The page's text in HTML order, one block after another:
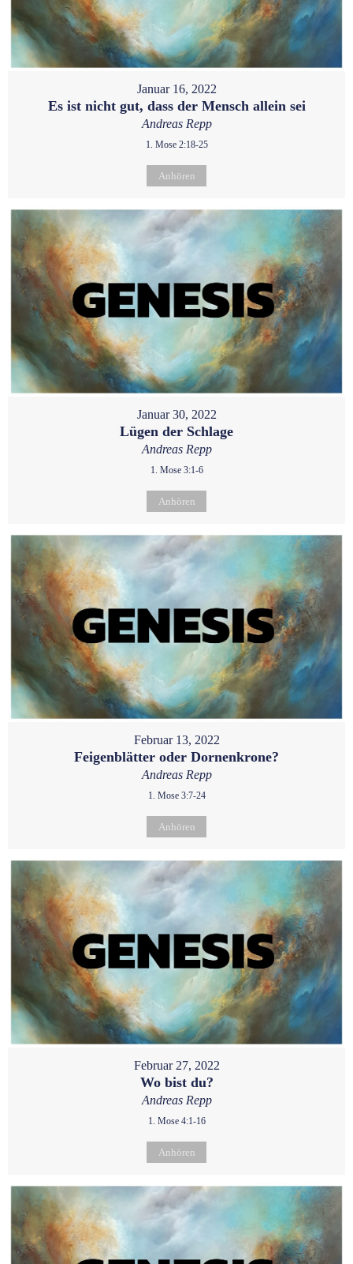
Januar 16, 2022
Es ist nicht gut, dass der Mensch allein sei
Andreas Repp
1. Mose 2:18-25
Anhören
Januar 30, 2022
Lügen der Schlage
Andreas Repp
1. Mose 3:1-6
Anhören
Februar 13, 2022
Feigenblätter oder Dornenkrone?
Andreas Repp
1. Mose 3:7-24
Anhören
Februar 27, 2022
Wo bist du?
Andreas Repp
1. Mose 4:1-16
Anhören